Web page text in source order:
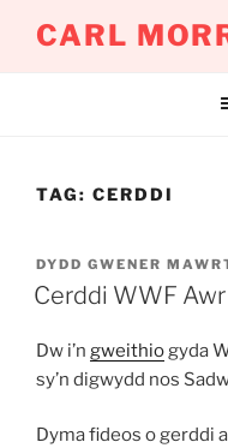
CARL
TAG: CERDDI
COFNODWYD
AR
DYDD GWENER
Cerddi WWF
Dw i’n gweithiogyda
sy’n digwydd nos
Dyma fideos o gerddi